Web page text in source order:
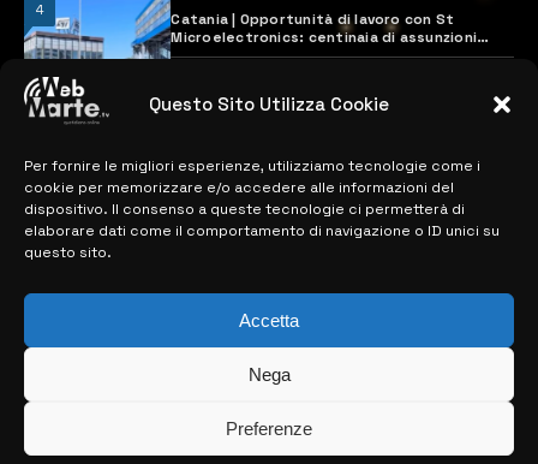
Questo Sito Utilizza Cookie
Per fornire le migliori esperienze, utilizziamo tecnologie come i
cookie per memorizzare e/o accedere alle informazioni del
dispositivo. Il consenso a queste tecnologie ci permetterà di
elaborare dati come il comportamento di navigazione o ID unici su
questo sito.
Accetta
Nega
Preferenze
4
Catania | Opportunità di lavoro con St
Microelectronics: centinaia di assunzioni
previste
MAPPA DEL SITO
> NOTIZIE